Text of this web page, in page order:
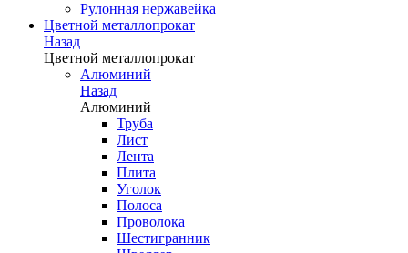
Рулонная нержавейка
Цветной металлопрокат
Назад
Цветной металлопрокат
Алюминий
Назад
Алюминий
Труба
Лист
Лента
Плита
Уголок
Полоса
Проволока
Шестигранник